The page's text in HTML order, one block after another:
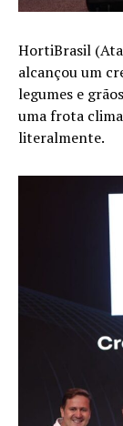
HortiBrasil
alcançou um
legumes e
uma frota
literalmente.